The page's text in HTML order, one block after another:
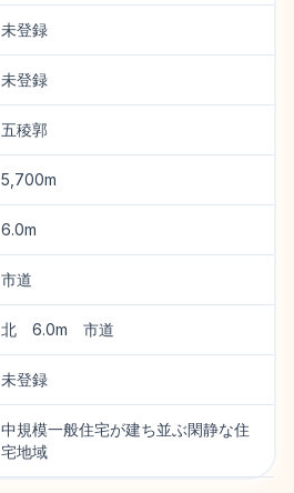
未登録
未登録
五稜郭
5,700m
6.0m
市道
北 6.0m 市道
未登録
中規模一般住宅が建ち並ぶ閑静な住
宅地域